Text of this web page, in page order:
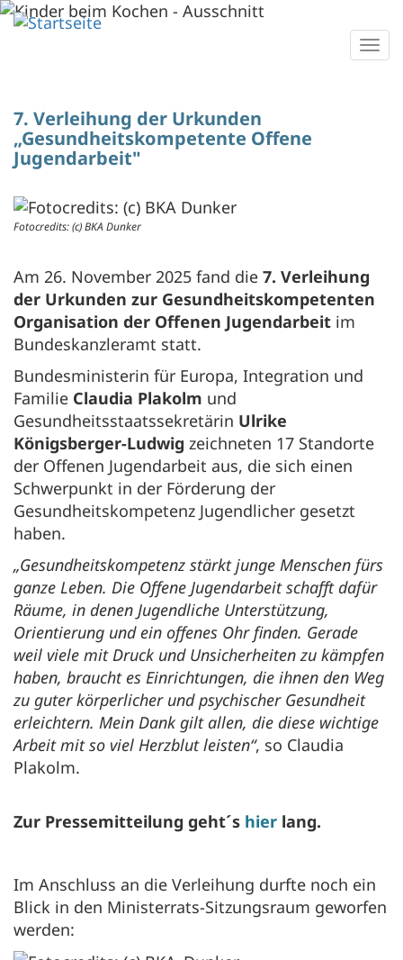
Direkt
zum
7. Verleihung der Urkunden
„Gesundheitskompetente Offene
Jugendarbeit"
Fotocredits: (c) BKA Dunker
Am 26. November 2025 fand die 7. Verleihung
der Urkunden zur Gesundheitskompetenten
Organisation der Offenen Jugendarbeit im
Bundeskanzleramt statt.
Bundesministerin für Europa, Integration und
Familie Claudia Plakolm und
Gesundheitsstaatssekretärin Ulrike
Königsberger-Ludwig zeichneten 17 Standorte
der Offenen Jugendarbeit aus, die sich einen
Schwerpunkt in der Förderung der
Gesundheitskompetenz Jugendlicher gesetzt
haben.
„Gesundheitskompetenz stärkt junge Menschen fürs
ganze Leben. Die Offene Jugendarbeit schafft dafür
Räume, in denen Jugendliche Unterstützung,
Orientierung und ein offenes Ohr finden. Gerade
weil viele mit Druck und Unsicherheiten zu kämpfen
haben, braucht es Einrichtungen, die ihnen den Weg
zu guter körperlicher und psychischer Gesundheit
erleichtern. Mein Dank gilt allen, die diese wichtige
Arbeit mit so viel Herzblut leisten“, so Claudia
Plakolm.
Zur Pressemitteilung geht´s hier lang.
Im Anschluss an die Verleihung durfte noch ein
Blick in den Ministerrats-Sitzungsraum geworfen
werden: